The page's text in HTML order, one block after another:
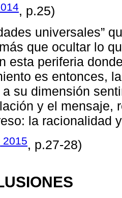
, p.25)
universales”
que ocultar lo
esta periferia
es entonces,
su dimensión
y el mensaje,
la racionalidad
2015, p.27-28)